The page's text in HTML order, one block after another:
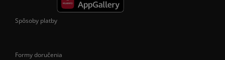
Spôsoby platby
Formy doručenia